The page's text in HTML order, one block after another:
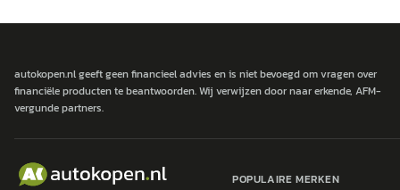
autokopen.nl geeft geen financieel advies en is niet bevoegd om vragen over
financiële producten te beantwoorden. Wij verwijzen door naar erkende, AFM-
vergunde partners.
POPULAIRE MERKEN